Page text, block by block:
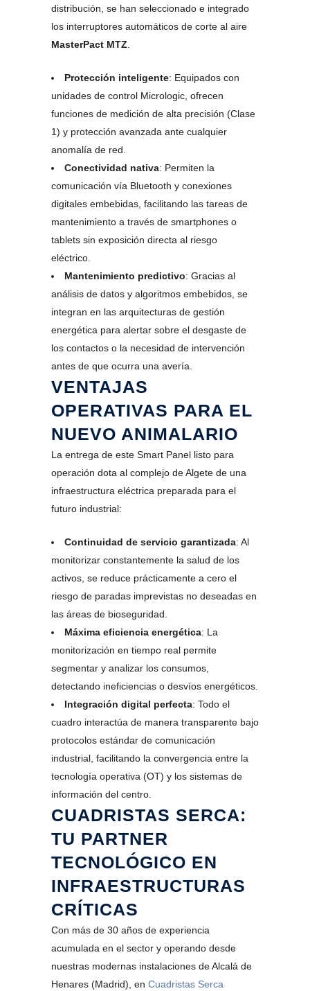
distribución, se han seleccionado e integrado
los interruptores automáticos de corte al aire
MasterPact MTZ
Protección inteligente: Equipados con
unidades de control Micrologic, ofrecen
funciones de medición de alta precisión (Clase
1) y protección avanzada ante cualquier
anomalía de red.
Conectividad nativa: Permiten la
comunicación vía Bluetooth y conexiones
digitales embebidas, facilitando las tareas de
mantenimiento a través de smartphones o
tablets sin exposición directa al riesgo
eléctrico.
Mantenimiento predictivo: Gracias al
análisis de datos y algoritmos embebidos, se
integran en las arquitecturas de gestión
energética para alertar sobre el desgaste de
los contactos o la necesidad de intervención
antes de que ocurra una avería.
VENTAJAS
OPERATIVAS PARA EL
NUEVO ANIMALARIO
La entrega de este Smart Panel listo para
operación dota al complejo de Algete de una
infraestructura eléctrica preparada para el
futuro industrial:
Continuidad de servicio garantizada: Al
monitorizar constantemente la salud de los
activos, se reduce prácticamente a cero el
riesgo de paradas imprevistas no deseadas en
las áreas de bioseguridad.
Máxima eficiencia energética: La
monitorización en tiempo real permite
segmentar y analizar los consumos,
detectando ineficiencias o desvíos energéticos.
Integración digital perfecta: Todo el
cuadro interactúa de manera transparente bajo
protocolos estándar de comunicación
industrial, facilitando la convergencia entre la
tecnología operativa (OT) y los sistemas de
información del centro.
CUADRISTAS SERCA:
TU PARTNER
TECNOLÓGICO EN
INFRAESTRUCTURAS
CRÍTICAS
Con más de 30 años de experiencia
acumulada en el sector y operando desde
nuestras modernas instalaciones de Alcalá de
Henares (Madrid), en Cuadristas Serca